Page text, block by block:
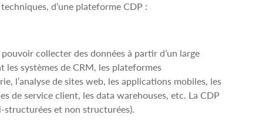
d’une plateforme CDP :
collecter des données à partir d’un large
les systèmes de CRM, les plateformes
l’analyse de sites web, les applications mobiles, les
de service client, les data warehouses, etc. La CDP
et non structurées).